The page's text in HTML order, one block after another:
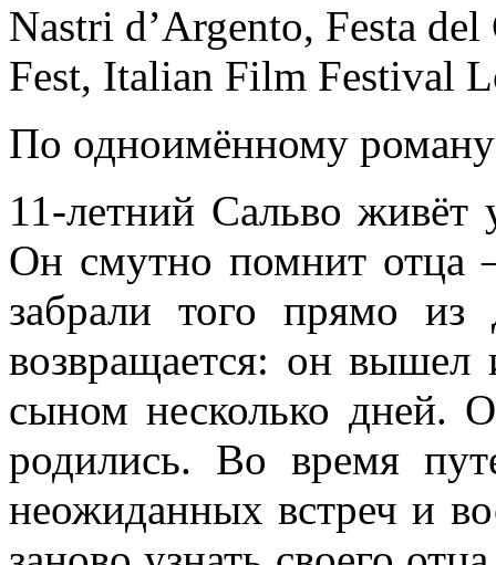
Nastri d’Argento, Festa
Fest, Italian Film Festival
По одноимённому
11-летний Сальво живёт
Он смутно помнит отца
забрали того прямо
возвращается: он
сыном несколько дней.
родились. Во время
неожиданных встреч и